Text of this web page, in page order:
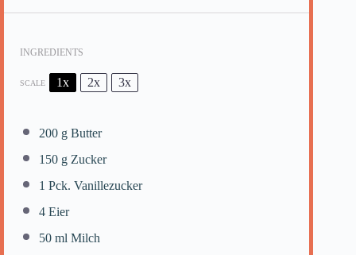
INGREDIENTS
SCALE 1x 2x 3x
200 g Butter
150 g Zucker
1 Pck. Vanillezucker
4 Eier
50 ml Milch